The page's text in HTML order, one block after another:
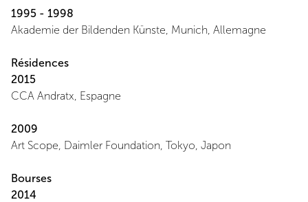
1995 - 1998
Akademie der Bildenden Künste, Munich, Allemagne
Résidences
2015
CCA Andratx, Espagne
2009
Art Scope, Daimler Foundation, Tokyo, Japon
Bourses
2014